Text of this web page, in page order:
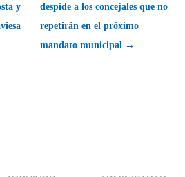
y
despide a los concejales que no
repetirán en el próximo
mandato municipal →